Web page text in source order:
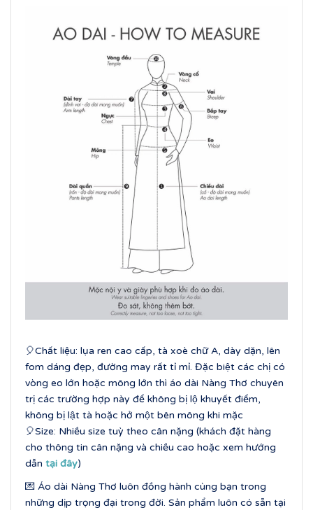
🎈Chất liệu: lụa ren cao cấp, tà xoè chữ A, dày dặn, lên
fom dáng đẹp, đường may rất tỉ mỉ. Đặc biệt các chị có
vòng eo lớn hoặc mông lớn thì áo dài Nàng Thơ chuyên
trị các trường hợp này để không bị lộ khuyết điểm,
không bị lật tà hoặc hở một bên mông khi mặc
🎈Size: Nhiều size tuỳ theo cân nặng (khách đặt hàng
cho thông tin cân nặng và chiều cao hoặc xem hướng
dẫn tại đây)
💌 Áo dài Nàng Thơ luôn đồng hành cùng bạn trong
những dịp trọng đại trong đời. Sản phẩm luôn có sẵn tại